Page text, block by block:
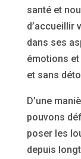
santé et
d’accueillir
dans ses
émotions
et sans
D’une
pouvons
poser les
depuis